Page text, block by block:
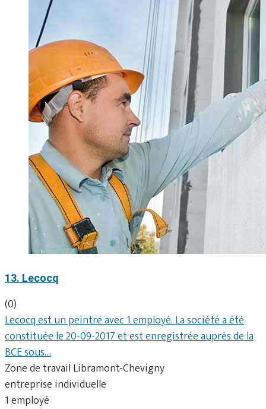
13. Lecocq
(0)
Lecocq est un peintre avec 1 employé. La société a été
constituée le 20-09-2017 et est enregistrée auprès de la
BCE sous…
Zone de travail Libramont-Chevigny
entreprise individuelle
1 employé